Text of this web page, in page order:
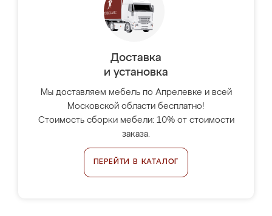
Доставка
и установка
Мы доставляем мебель по Апрелевке и всей
Московской области бесплатно!
Стоимость сборки мебели: 10% от стоимости
заказа.
ПЕРЕЙТИ В КАТАЛОГ